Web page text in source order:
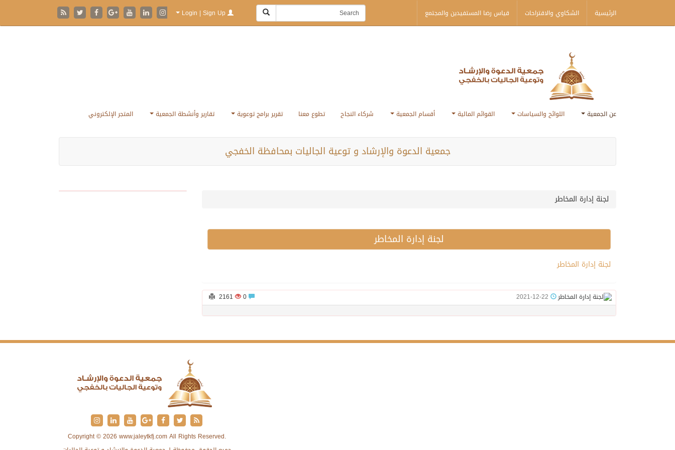
الرئيسية الشكاوي والاقتراحات قياس رضا المستفيدين والمجتمع
عن الجمعية اللوائح والسياسات القوائم المالية أقسام الجمعية شركاء النجاح تطوع معنا تقرير برامج توعوية تقارير وأنشطة الجمعية المتجر الإلكتروني
جمعية الدعوة والإرشاد و توعية الجاليات بمحافظة الخفجي
لجنة إدارة المخاطر
لجنة إدارة المخاطر
لجنة إدارة المخاطر
2021-12-22
2161
Copyright © 2026 www.jaleytkfj.com All Rights Reserved.